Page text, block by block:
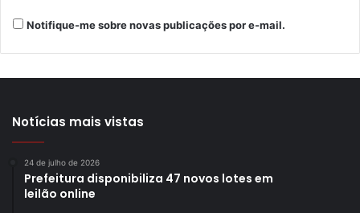
Notifique-me sobre novas publicações por e-mail.
Notícias mais vistas
24 de julho de 2026
Prefeitura disponibiliza 47 novos lotes em
leilão online